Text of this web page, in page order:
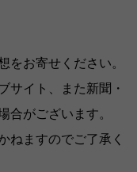
をお寄せください。
サイト、また新聞・
合がございます。
ねますのでご了承く